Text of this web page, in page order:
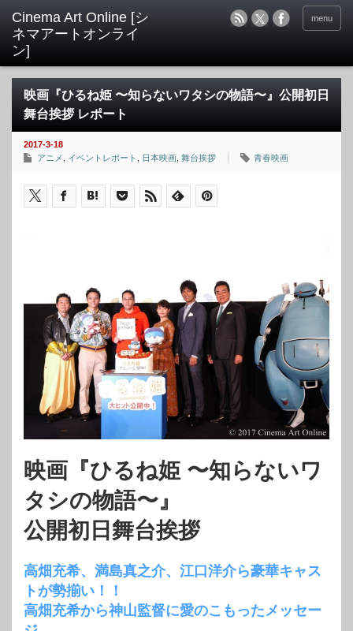
menu
映画『ひるね姫 〜知らないワタシの物語〜』公開初日
舞台挨拶 レポート
2017-3-18
アニメ
イベントレポート 日本映画 舞台挨拶 青春映画
映画『ひるね姫 〜知らないワ
タシの物語〜』
公開初日舞台挨拶
高畑充希、満島真之介、江口洋介ら豪華キャス
トが勢揃い！！
高畑充希から神山監督に愛のこもったメッセー